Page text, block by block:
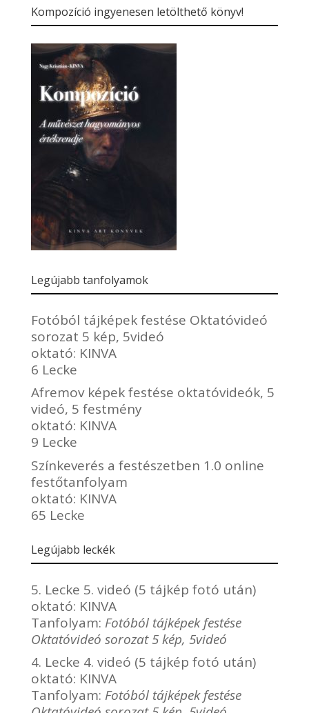
Kompozíció ingyenesen letölthető könyv!
Legújabb tanfolyamok
Fotóból tájképek festése Oktatóvideó
sorozat 5 kép, 5videó
oktató: KINVA
6 Lecke
Afremov képek festése oktatóvideók, 5
videó, 5 festmény
oktató: KINVA
9 Lecke
Színkeverés a festészetben 1.0 online
festőtanfolyam
oktató: KINVA
65 Lecke
Legújabb leckék
5. Lecke 5. videó (5 tájkép fotó után)
oktató: KINVA
Tanfolyam: Fotóból tájképek festése
Oktatóvideó sorozat 5 kép, 5videó
4. Lecke 4. videó (5 tájkép fotó után)
oktató: KINVA
Tanfolyam: Fotóból tájképek festése